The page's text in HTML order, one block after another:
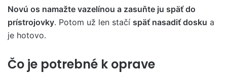
Novú os namažte vazelínou a zasuňte ju späť do
prístrojovky. Potom už len stačí späť nasadiť dosku a
je hotovo.
Čo je potrebné k oprave